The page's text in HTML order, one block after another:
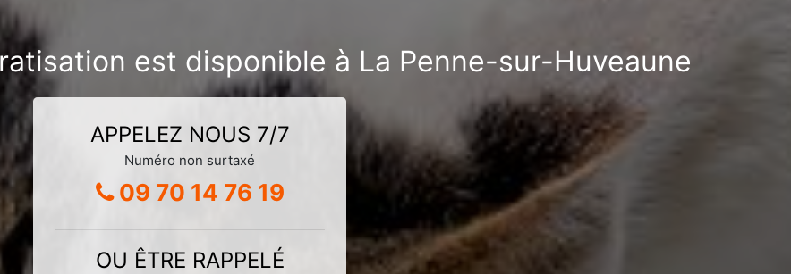
est disponible à La Penne-sur-Huveaune
APPELEZ NOUS 7/7
Numéro non surtaxé
09 70 14 76 19
OU ÊTRE RAPPELÉ